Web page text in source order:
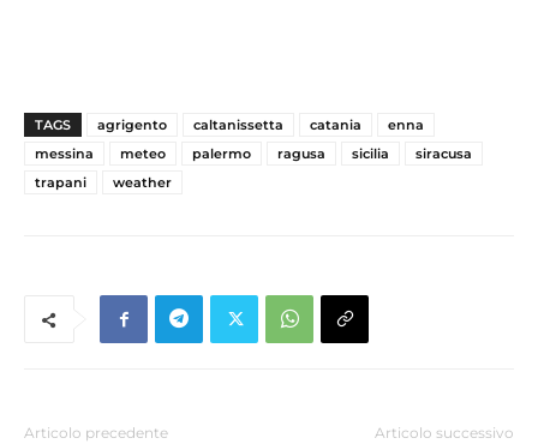
TAGS agrigento caltanissetta catania
enna
messina
meteo palermo ragusa sicilia
siracusa
trapani
weather
Articolo precedente Articolo successivo